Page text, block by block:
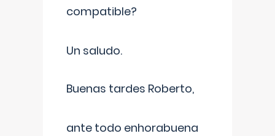
compatible?
Un saludo.
Buenas tardes Roberto,
ante todo enhorabuena